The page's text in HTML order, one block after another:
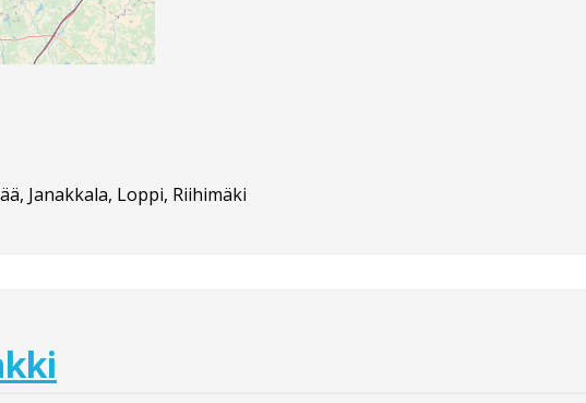
Janakkala, Loppi, Riihimäki